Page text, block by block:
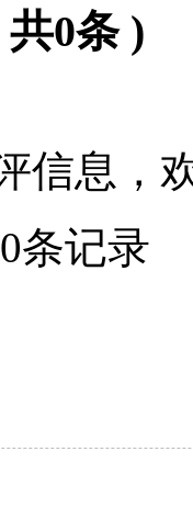
共0条 )
信息，
条记录